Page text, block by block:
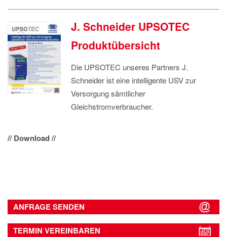
J. Schneider UPSOTEC
Produktübersicht
Die UPSOTEC unseres Partners J.
Schneider ist eine intelligente USV zur
Versorgung sämtlicher
Gleichstromverbraucher.
// Download //
ANFRAGE SENDEN
TERMIN VEREINBAREN